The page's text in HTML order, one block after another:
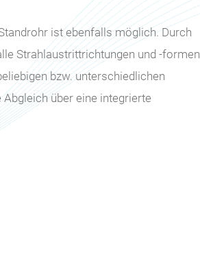
ist ebenfalls möglich. Durch
Strahlaustrittrichtungen und -formen
bzw. unterschiedlichen
über eine integrierte